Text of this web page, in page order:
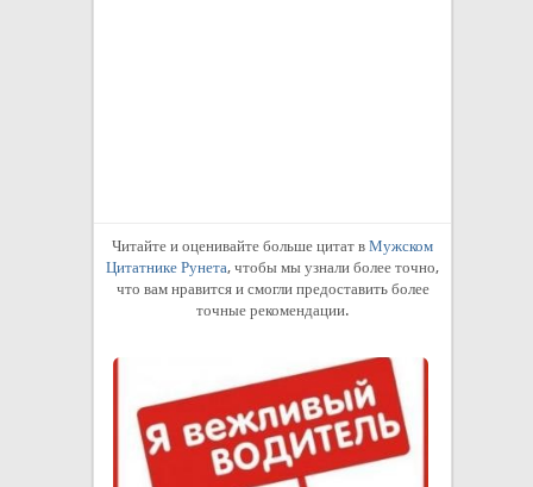
Читайте и оценивайте больше цитат в Мужском
Цитатнике Рунета, чтобы мы узнали более точно,
что вам нравится и смогли предоставить более
точные рекомендации.